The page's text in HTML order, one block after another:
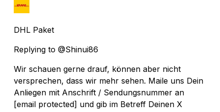
DHL Paket
Replying to @Shinui86
Wir schauen gerne drauf, können aber nicht
versprechen, dass wir mehr sehen. Maile uns Dein
Anliegen mit Anschrift / Sendungsnummer an
[email protected] und gib im Betreff Deinen X